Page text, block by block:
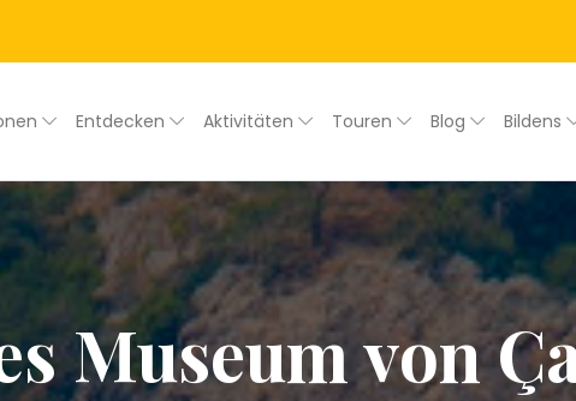
Entdecken Aktivitäten Touren Blog Bildens
Museum von